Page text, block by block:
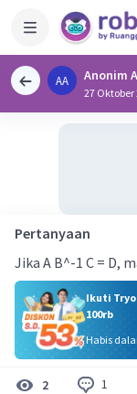
AA Anonim A
27 Oktober
Pertanyaan
Jika A B^-1 C = D,
Ikuti
100rb
Habis
2 1